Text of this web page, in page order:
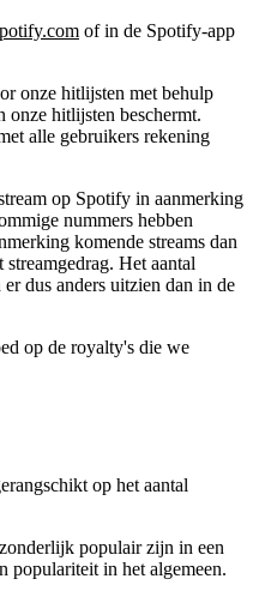
of in de Spotify-app
onze hitlijsten met behulp
onze hitlijsten beschermt.
alle gebruikers rekening
op Spotify in aanmerking
nummers hebben
komende streams dan
Het aantal
dus anders uitzien dan in de
op de royalty's die we
op het aantal
populair zijn in een
populariteit in het algemeen.